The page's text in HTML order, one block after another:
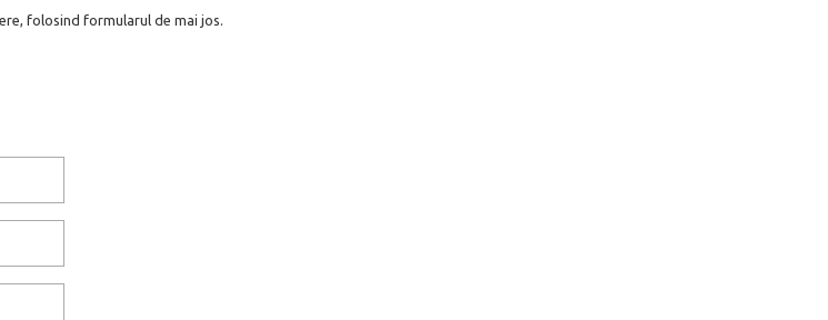
folosind formularul de mai jos.